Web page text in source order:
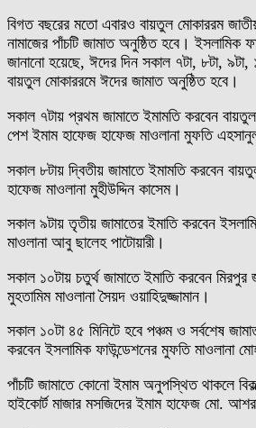
বিগত বছরের মতো এবারও বায়তুল মোকাররম
নামাজের পাঁচটি জামাত অনুষ্ঠিত হবে। ইসলামিক
জানানো হয়েছে, ঈদের দিন সকাল ৭টা, ৮টা, ৯টা,
বায়তুল মোকাররমে ঈদের জামাত অনুষ্ঠিত হবে।
সকাল ৭টায় প্রথম জামাতে ইমামতি করবেন
পেশ ইমাম হাফেজ হাফেজ মাওলানা মুফতি
সকাল ৮টায় দ্বিতীয় জামাতে ইমামতি করবেন
হাফেজ মাওলানা মুহীউদ্দিন কাসেম।
সকাল ৯টায় তৃতীয় জামাতের ইমাতি করবেন
মাওলানা আবু ছালেহ পাটোয়ারী।
সকাল ১০টায় চতুর্থ জামাতে ইমাতি করবেন মিরপুর
মুহতামিম মাওলানা সৈয়দ ওয়াহিদুজ্জামান।
সকাল ১০টা ৪৫ মিনিটে হবে পঞ্চম ও সর্বশেষ
করবেন ইসলামিক ফাউন্ডেশনের মুফতি মাওলানা
পাঁচটি জামাতে কোনো ইমাম অনুপস্থিত থাকলে
হাইকোর্ট মাজার মসজিদের ইমাম হাফেজ মো.